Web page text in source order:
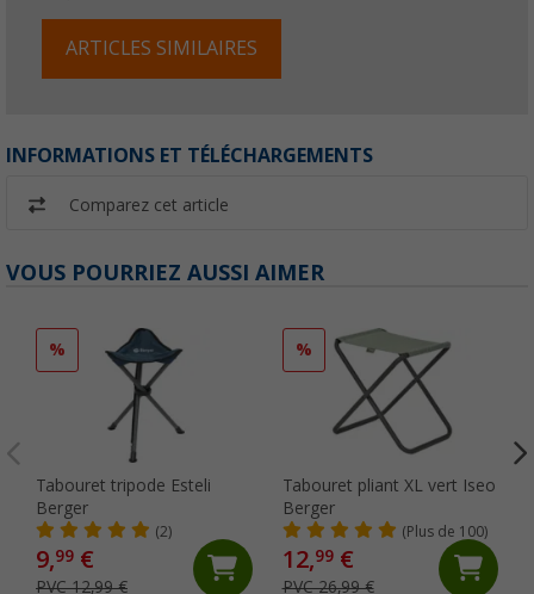
ARTICLES SIMILAIRES
INFORMATIONS ET TÉLÉCHARGEMENTS
Comparez cet article
VOUS POURRIEZ AUSSI AIMER
%
Tabouret tripode Esteli
Berger
(2)
9,99 €
PVC 12,99 €
%
Tabouret pliant XL vert Iseo
Berger
(Plus de 100)
12,99€
PVC 26,99 €